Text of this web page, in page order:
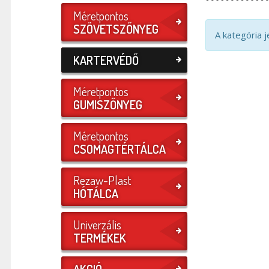
Méretpontos
SZÖVETSZŐNYEG
KARTERVÉDŐ
Méretpontos
GUMISZŐNYEG
Méretpontos
CSOMAGTÉRTÁLCA
Rezaw-Plast
HÓTÁLCA
Univerzális
TERMÉKEK
A kategória